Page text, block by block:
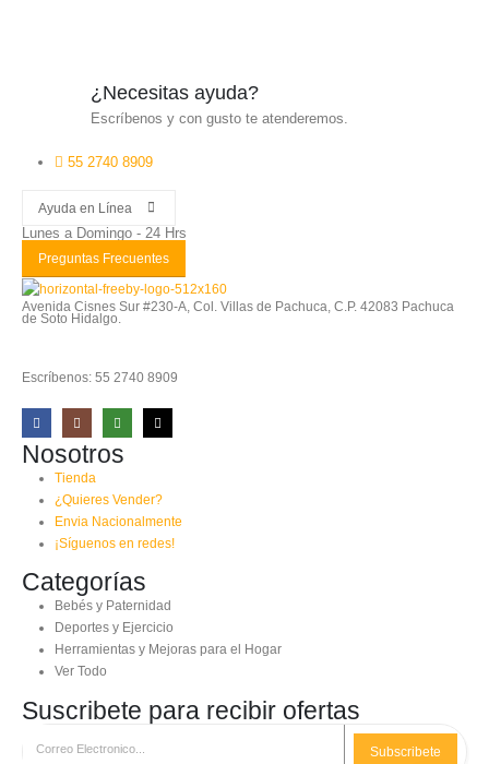
¿Necesitas ayuda?
Escríbenos y con gusto te atenderemos.
55 2740 8909
Ayuda en Línea
Lunes a Domingo - 24 Hrs
Preguntas Frecuentes
Avenida Cisnes Sur #230-A, Col. Villas de Pachuca, C.P. 42083 Pachuca
de Soto Hidalgo.
Escríbenos: 55 2740 8909
Nosotros
Tienda
¿Quieres Vender?
Envia Nacionalmente
¡Síguenos en redes!
Categorías
Bebés y Paternidad
Deportes y Ejercicio
Herramientas y Mejoras para el Hogar
Ver Todo
Suscribete para recibir ofertas
Subscribete